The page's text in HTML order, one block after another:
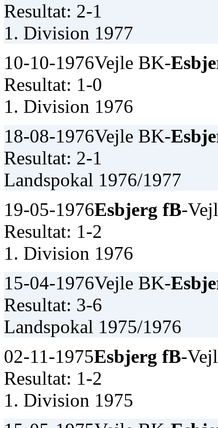
Resultat: 2-1
1. Division 1977
10-10-1976Vejle BK-
Resultat: 1-0
1. Division 1976
18-08-1976Vejle BK-
Resultat: 2-1
Landspokal 1976/1977
19-05-1976Esbjerg fB-
Resultat: 1-2
1. Division 1976
15-04-1976Vejle BK-
Resultat: 3-6
Landspokal 1975/1976
02-11-1975Esbjerg fB-
Resultat: 1-2
1. Division 1975